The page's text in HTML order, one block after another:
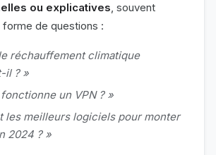
ou explicatives, souvent
de questions :
réchauffement climatique
il ? »
un VPN ? »
les meilleurs logiciels pour monter
2024 ? »